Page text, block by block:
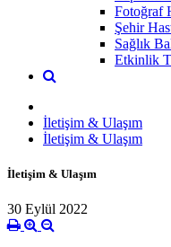
Fotoğraf
Şehir
Sağlık
Etkinlik
İletişim & Ulaşım
İletişim & Ulaşım
İletişim & Ulaşım
30 Eylül 2022